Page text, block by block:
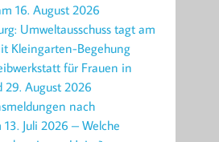
16. August 2026
Umweltausschuss tagt am
Kleingarten-Begehung
für Frauen in
29. August 2026
nach
Juli 2026 – Welche